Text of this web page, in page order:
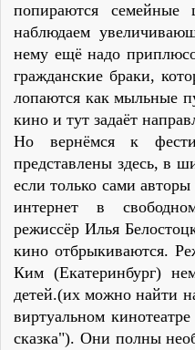
попираются семейные
наблюдаем
нему ещё надо
гражданские браки,
лопаются как мыльные
кино и тут задаёт
Но вернёмся к
представлены здесь, в
если только сами
интернет в
режиссёр Илья
кино отбрыкиваются.
Ким (Екатеринбург)
детей.(их можно найти
виртуальном
сказка"). Они полны